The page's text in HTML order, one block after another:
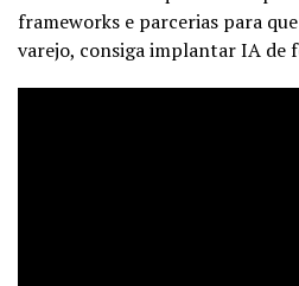
frameworks e parcerias para
varejo, consiga implantar IA de